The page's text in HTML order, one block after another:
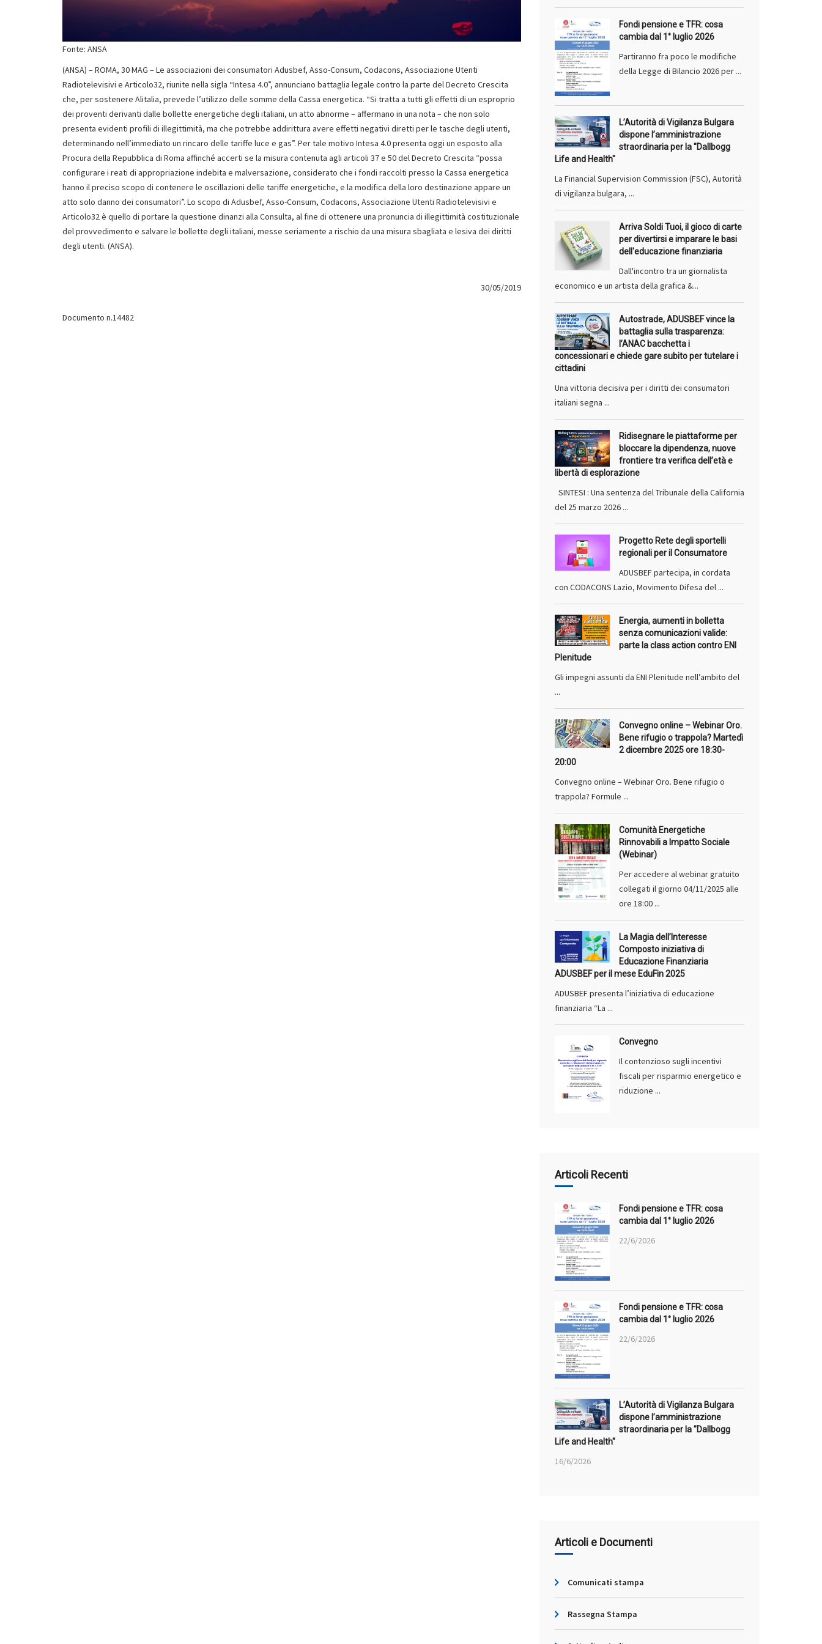
Fonte: ANSA
(ANSA) – ROMA, 30 MAG – Le associazioni dei consumatori Adusbef, Asso-Consum, Codacons, Associazione Utenti
Radiotelevisivi e Articolo32, riunite nella sigla “Intesa 4.0”, annunciano battaglia legale contro la parte del Decreto Crescita
che, per sostenere Alitalia, prevede l’utilizzo delle somme della Cassa energetica. “Si tratta a tutti gli effetti di un esproprio
dei proventi derivanti dalle bollette energetiche degli italiani, un atto abnorme – affermano in una nota – che non solo
presenta evidenti profili di illegittimità, ma che potrebbe addirittura avere effetti negativi diretti per le tasche degli utenti,
determinando nell’immediato un rincaro delle tariffe luce e gas”. Per tale motivo Intesa 4.0 presenta oggi un esposto alla
Procura della Repubblica di Roma affinché accerti se la misura contenuta agli articoli 37 e 50 del Decreto Crescita “possa
configurare i reati di appropriazione indebita e malversazione, considerato che i fondi raccolti presso la Cassa energetica
hanno il preciso scopo di contenere le oscillazioni delle tariffe energetiche, e la modifica della loro destinazione appare un
atto solo danno dei consumatori”. Lo scopo di Adusbef, Asso-Consum, Codacons, Associazione Utenti Radiotelevisivi e
Articolo32 è quello di portare la questione dinanzi alla Consulta, al fine di ottenere una pronuncia di illegittimità costituzionale
del provvedimento e salvare le bollette degli italiani, messe seriamente a rischio da una misura sbagliata e lesiva dei diritti
degli utenti. (ANSA).
30/05/2019
Documento n.14482
Fondi pensione e TFR: cosa
cambia dal 1° luglio 2026
Partiranno fra poco le modifiche
della Legge di Bilancio 2026 per ...
L’Autorità di Vigilanza Bulgara
dispone l’amministrazione
straordinaria per la "Dallbogg
Life and Health"
La Financial Supervision Commission (FSC), Autorità
di vigilanza bulgara, ...
Arriva Soldi Tuoi, il gioco di carte
per divertirsi e imparare le basi
dell'educazione finanziaria
Dall'incontro tra un giornalista
economico e un artista della grafica &...
Autostrade, ADUSBEF vince la
battaglia sulla trasparenza:
l’ANAC bacchetta i
concessionari e chiede gare subito per tutelare i
cittadini
Una vittoria decisiva per i diritti dei consumatori
italiani segna ...
Ridisegnare le piattaforme per
bloccare la dipendenza, nuove
frontiere tra verifica dell’età e
libertà di esplorazione
SINTESI : Una sentenza del Tribunale della California
del 25 marzo 2026 ...
Progetto Rete degli sportelli
regionali per il Consumatore
ADUSBEF partecipa, in cordata
con CODACONS Lazio, Movimento Difesa del ...
Energia, aumenti in bolletta
senza comunicazioni valide:
parte la class action contro ENI
Plenitude
Gli impegni assunti da ENI Plenitude nell’ambito del
...
Convegno online – Webinar Oro.
Bene rifugio o trappola? Martedì
2 dicembre 2025 ore 18:30-
20:00
Convegno online – Webinar Oro. Bene rifugio o
trappola? Formule ...
Comunità Energetiche
Rinnovabili a Impatto Sociale
(Webinar)
Per accedere al webinar gratuito
collegati il giorno 04/11/2025 alle
ore 18:00 ...
La Magia dell’Interesse
Composto iniziativa di
Educazione Finanziaria
ADUSBEF per il mese EduFin 2025
ADUSBEF presenta l’iniziativa di educazione
finanziaria “La ...
Convegno
Il contenzioso sugli incentivi
fiscali per risparmio energetico e
riduzione ...
Articoli Recenti
Fondi pensione e TFR: cosa
cambia dal 1° luglio 2026
22/6/2026
Fondi pensione e TFR: cosa
cambia dal 1° luglio 2026
22/6/2026
L’Autorità di Vigilanza Bulgara
dispone l’amministrazione
straordinaria per la "Dallbogg
Life and Health"
16/6/2026
Articoli e Documenti
Comunicati stampa
Rassegna Stampa